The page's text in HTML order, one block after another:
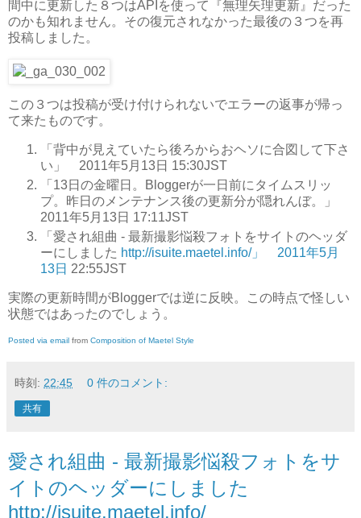
間中に更新した８つはAPIを使って『無理矢理更新』だった
のかも知れません。その復元されなかった最後の３つを再
投稿しました。
この３つは投稿が受け付けられないでエラーの返事が帰っ
て来たものです。
「背中が見えていたら後ろからおヘソに合図して下さ
い」 2011年5月13日 15:30JST
「13日の金曜日。Bloggerが一日前にタイムスリッ
プ。昨日のメンテナンス後の更新分が隠れんぼ。」
2011年5月13日 17:11JST
「愛され組曲 - 最新撮影悩殺フォトをサイトのヘッダ
ーにしました http://isuite.maetel.info/」 2011年5月
13日 22:55JST
実際の更新時間がBloggerでは逆に反映。この時点で怪しい
状態ではあったのでしょう。
Posted via email from Composition of Maetel Style
時刻: 22:45 0 件のコメント:
共有
愛され組曲 - 最新撮影悩殺フォトをサ
イトのヘッダーにしました
http://isuite.maetel.info/